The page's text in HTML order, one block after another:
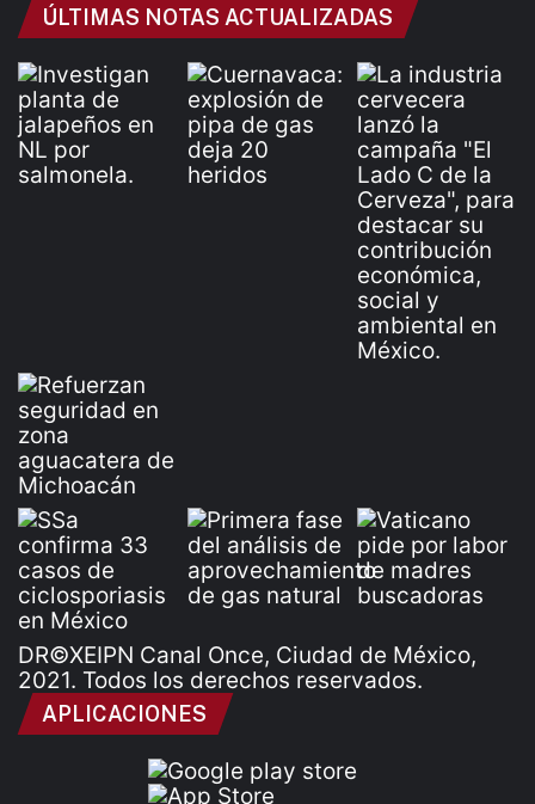
ÚLTIMAS NOTAS ACTUALIZADAS
DR©XEIPN Canal Once, Ciudad de México,
2021. Todos los derechos reservados.
APLICACIONES